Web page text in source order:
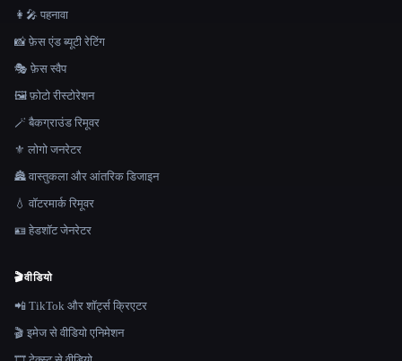
👩‍🎤 पहनावा
📸 फ़ेस एंड ब्यूटी रेटिंग
🎭 फ़ेस स्वैप
🖼️ फ़ोटो रीस्टोरेशन
🪄 बैकग्राउंड रिमूवर
⚜️ लोगो जनरेटर
🏯 वास्तुकला और आंतरिक डिजाइन
💧 वॉटरमार्क रिमूवर
🪪 हेडशॉट जेनरेटर
🎬वीडियो
📲 TikTok और शॉर्ट्स क्रिएटर
🎬 इमेज से वीडियो एनिमेशन